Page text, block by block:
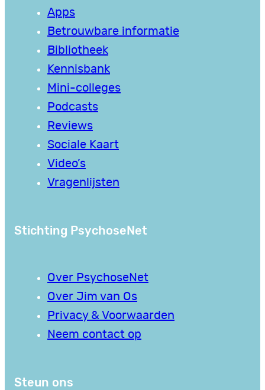
Apps
Betrouwbare informatie
Bibliotheek
Kennisbank
Mini-colleges
Podcasts
Reviews
Sociale Kaart
Video’s
Vragenlijsten
Stichting PsychoseNet
Over PsychoseNet
Over Jim van Os
Privacy & Voorwaarden
Neem contact op
Steun ons